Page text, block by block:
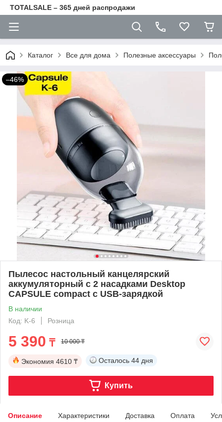
TOTALSALE – 365 дней распродажи
Каталог Все для дома Полезные аксессуары
–46%
Пылесос настольный канцелярский
аккумуляторный с 2 насадками Desktop
CAPSULE compact с USB-зарядкой
В наличии
Код: K-6
Розница
5 390 ₸ 10 000 ₸
Экономия 4610 ₸ Осталось 44 дня
Купить
Описание Характеристики Доставка Оплата